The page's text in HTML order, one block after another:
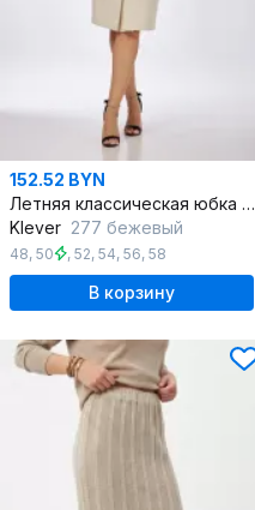
152.52 BYN
Летняя классическая юбка с клиньями на поясе
Klever 277 бежевый
48, 50 , 52, 54, 56, 58
В корзину